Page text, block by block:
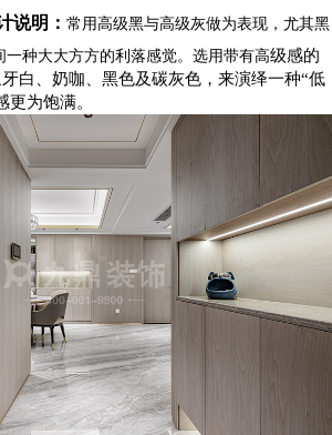
说明： 常用高级黑与高级灰做为表现，尤其黑
一种大大方方的利落感觉。选用带有高级感的
白、奶咖、黑色及碳灰色，来演绎一种“低
为饱满。